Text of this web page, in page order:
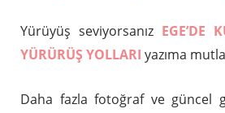
Yürüyüş seviyorsanız EGE’DE
YÜRÜRÜŞ YOLLARI yazıma
Daha fazla fotoğraf ve güncel